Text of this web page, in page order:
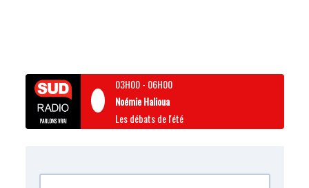
03H00- 06H00
Noémie Halioua
Les débats de l'été